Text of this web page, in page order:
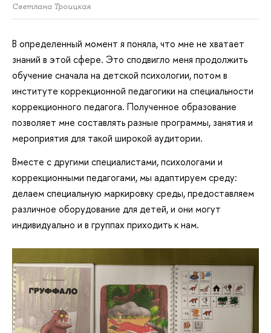
Светлана Троицкая
В определенный момент я поняла, что мне не хватает
знаний в этой сфере. Это сподвигло меня продолжить
обучение сначала на детской психологии, потом в
институте коррекционной педагогики на специальности
коррекционного педагога. Полученное образование
позволяет мне составлять разные программы, занятия и
мероприятия для такой широкой аудитории.
Вместе с другими специалистами, психологами и
коррекционными педагогами, мы адаптируем среду:
делаем специальную маркировку среды, предоставляем
различное оборудование для детей, и они могут
индивидуально и в группах приходить к нам.